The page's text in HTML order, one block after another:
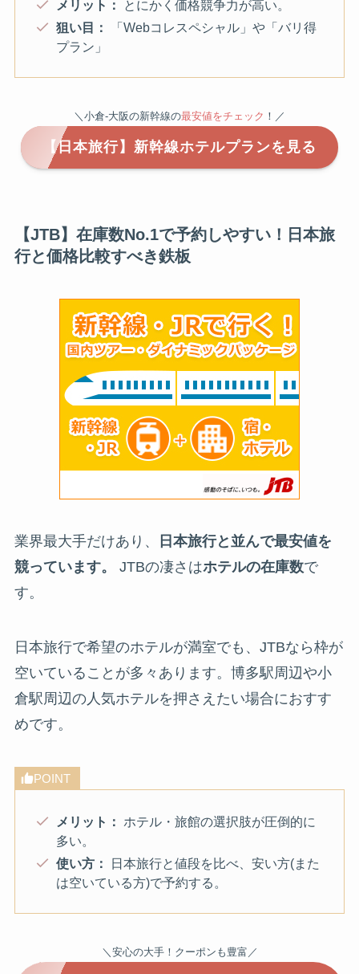
メリット：
とにかく価格競争力が高い。
狙い目：
「Webコレスペシャル」や「バリ得
プラン」
＼小倉-大阪の新幹線の最安値をチェック ！／
【日本旅行】新幹線ホテルプランを見る
【JTB】在庫数No.1で予約しやすい！日本旅
行と価格比較すべき鉄板
業界最大手だけあり、
日本旅行と並んで最安値を
競っています。
JTBの凄さはホテルの在庫数で
す。
日本旅行で希望のホテルが満室でも、JTBなら枠が
空いていることが多々あります。博多駅周辺や小
倉駅周辺の人気ホテルを押さえたい場合におすす
めです。
POINT
メリット：
ホテル・旅館の選択肢が圧倒的に
多い。
使い方：
日本旅行と値段を比べ、安い方(また
は空いている方)で予約する。
＼安心の大手！クーポンも豊富／